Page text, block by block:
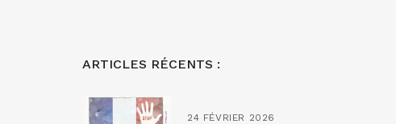
ARTICLES RÉCENTS :
24 FÉVRIER 2026